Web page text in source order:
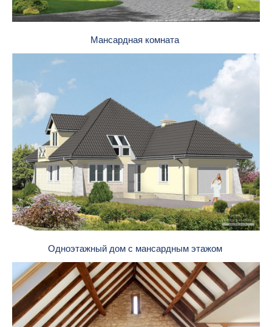
Мансардная комната
Одноэтажный дом с мансардным этажом